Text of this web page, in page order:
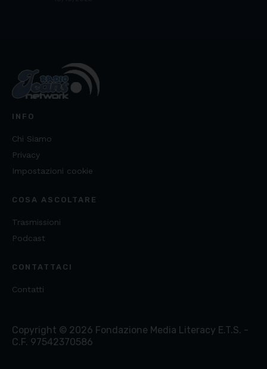
INFO
Chi Siamo
Privacy
Impostazioni cookie
COSA ASCOLTARE
Trasmissioni
Podcast
CONTATTACI
Contatti
Copyright © 2026 Fondazione Media Literacy E.T.S. -
C.F. 97542370586